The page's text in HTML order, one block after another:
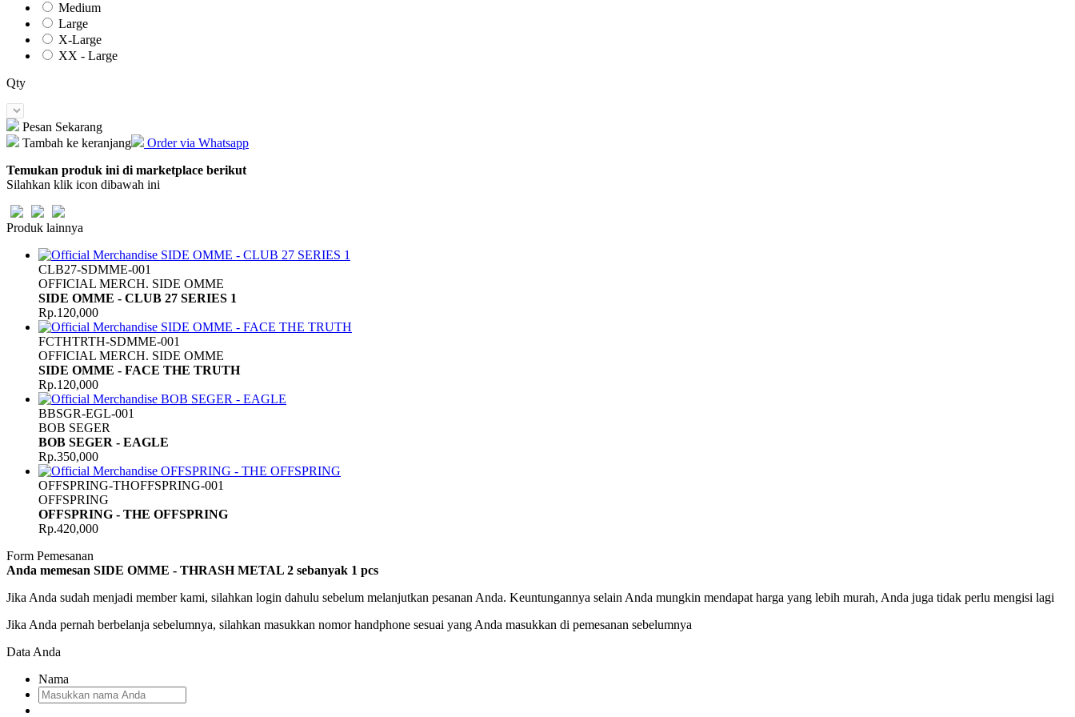
Medium
Large
X-Large
XX - Large
Qty
Pesan Sekarang
Tambah ke keranjang
Order via Whatsapp
Temukan produk ini di marketplace berikut
Silahkan klik icon dibawah ini
Produk lainnya
CLB27-SDMME-001
OFFICIAL MERCH. SIDE OMME
SIDE OMME - CLUB 27 SERIES 1
Rp.120,000
FCTHTRTH-SDMME-001
OFFICIAL MERCH. SIDE OMME
SIDE OMME - FACE THE TRUTH
Rp.120,000
BBSGR-EGL-001
BOB SEGER
BOB SEGER - EAGLE
Rp.350,000
OFFSPRING-THOFFSPRING-001
OFFSPRING
OFFSPRING - THE OFFSPRING
Rp.420,000
Form Pemesanan
Anda memesan SIDE OMME - THRASH METAL 2 sebanyak 1 pcs
Jika Anda sudah menjadi member kami, silahkan login dahulu sebelum melanjutkan pesanan Anda. Keuntungannya selain Anda mungkin mendapat harga yang lebih murah, Anda juga tidak perlu mengisi lagi
Jika Anda pernah berbelanja sebelumnya, silahkan masukkan nomor handphone sesuai yang Anda masukkan di pemesanan sebelumnya
Data Anda
Nama